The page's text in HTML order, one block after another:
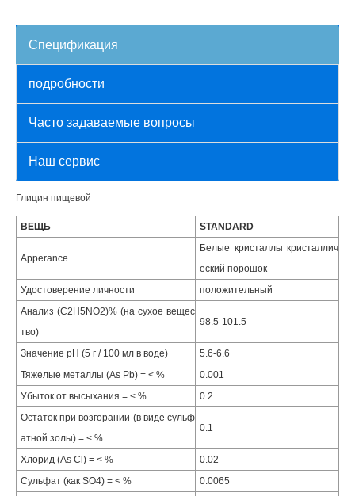
Спецификация
подробности
Часто задаваемые вопросы
Наш сервис
Глицин пищевой
ВЕЩЬ STANDARD
Apperance
Белые кристаллы кристаллич
еский порошок
Удостоверение личности
положительный
Анализ (C2H5NO2)% (на сухое вещес
тво)
98.5-101.5
Значение рН (5 г / 100 мл в воде)
5.6-6.6
Тяжелые металлы (As Pb) = < %
0.001
Убыток от высыхания = < %
0.2
Остаток при возгорании (в виде сульф
атной золы) = < %
0.1
Хлорид (As Cl) = < %
0.02
Сульфат (как SO4) = < %
0.0065